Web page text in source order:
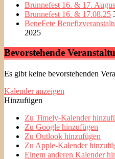
Brunnefest 16. & 17.
Brunnefest 16. & 17.08.25
BeneFete
2025
Bevorstehende
Es gibt keine bevorstehenden
Kalender anzeigen
Hinzufügen
Zu Timely-Kalender
Zu Google hinzufügen
Zu Outlook hinzufügen
Zu Apple-Kalender
Einem anderen Kalender